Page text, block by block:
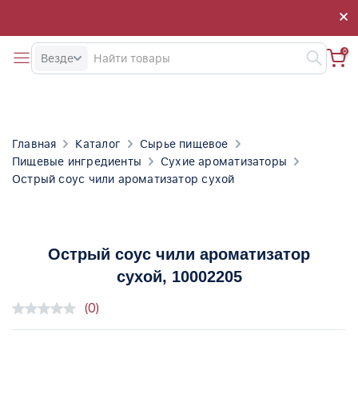
×
×
Везде
0
Главная Каталог
Сырье пищевое
Пищевые ингредиенты
Сухие ароматизаторы
Острый соус чили ароматизатор сухой
Острый соус чили ароматизатор
сухой, 10002205
(0)